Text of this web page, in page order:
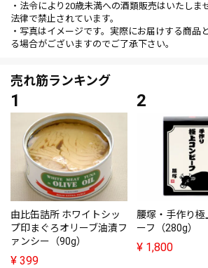
・法令により20歳未満への酒類販売はいたしま
法律で禁止されています。
・写真はイメージです。実際にお届けする商品
る場合がございますのでご了承下さい。
売れ筋ランキング
由比缶詰所 ホワイトシッ
プ印まぐろオリーブ油漬フ
ァンシー（90g）
¥ 399
腰塚・手作り極
ーフ（280g）
¥ 1,800